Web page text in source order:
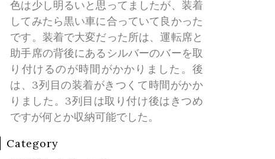
色は少し明るいと思ってましたが、装着
してみたら黒い車に合っていて良かった
です。装着で大変だった所は、運転席と
助手席の背後にあるシルバーのバーを取
り付けるのが時間がかかりました。後
は、3列目の装着がきつくて時間がかか
りました。3列目は取り付け後はきつめ
ですが何とか収納可能でした。
Category